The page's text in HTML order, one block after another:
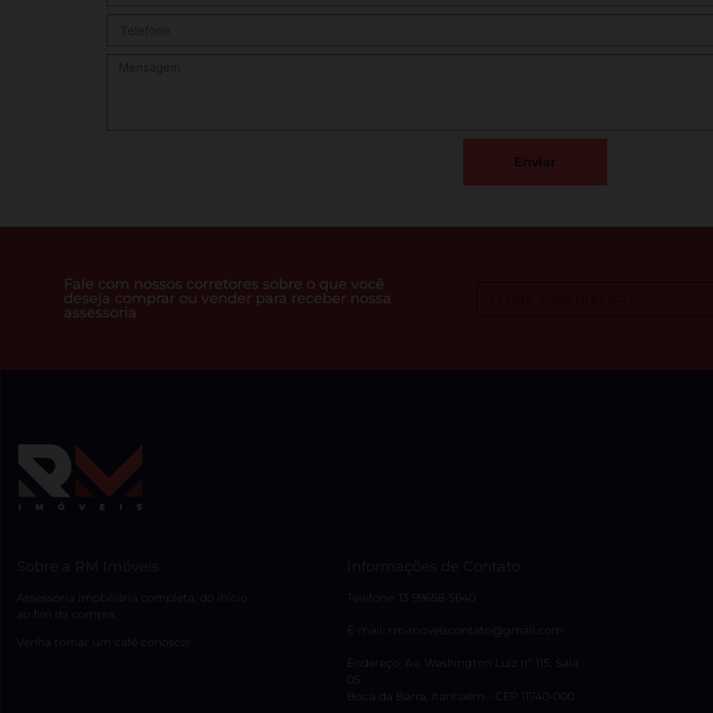
Enviar
Fale com nossos corretores sobre o que você
deseja comprar ou vender para receber nossa
assessoria
Assessoria imobiliária completa, do início
ao fim da compra.
Venha tomar um café conosco!
Telefone: 13 99658-5640
E-mail: rmimoveiscontato@gmail.com
Endereço: Av. Washington Luiz nº 115, Sala
05
Boca da Barra, Itanhaém - CEP 11740-000